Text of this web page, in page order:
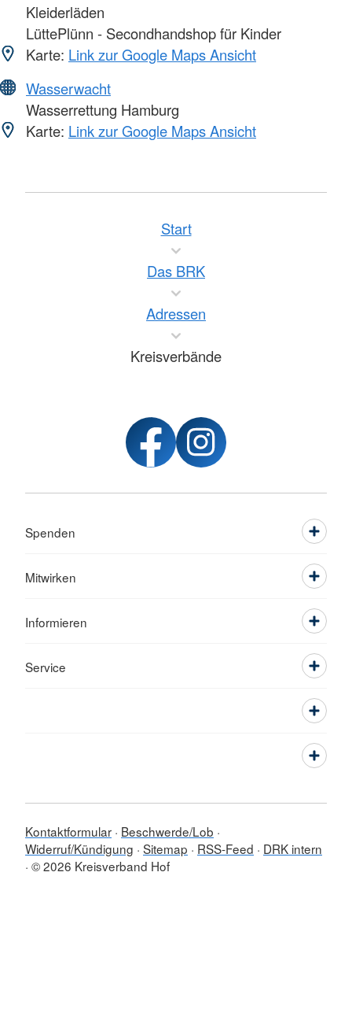
Kleiderläden
LüttePlünn - Secondhandshop für Kinder
Karte: Link zur Google Maps Ansicht
Wasserwacht
Wasserrettung Hamburg
Karte: Link zur Google Maps Ansicht
Start
Das BRK
Adressen
Kreisverbände
Spenden
Mitwirken
Informieren
Service
Kontaktformular Beschwerde/Lob
Widerruf/Kündigung Sitemap RSS-Feed
DRK intern
© 2026 Kreisverband Hof